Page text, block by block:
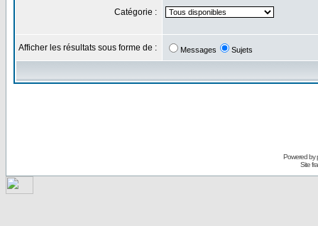
Catégorie :
Afficher les résultats sous forme de : Messages Sujets
Powered by
Site